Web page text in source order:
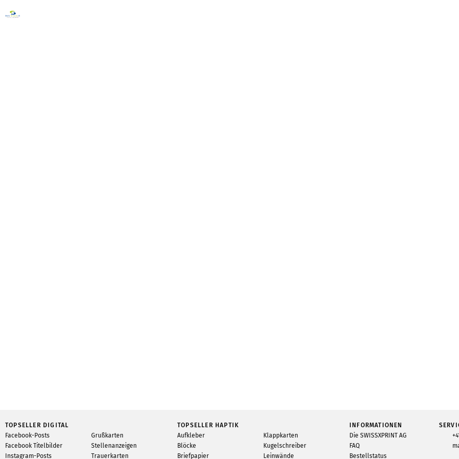
TOPSELLER DIGITAL
Facebook-Posts
Facebook Titelbilder
Instagram-Posts
Grußkarten
Stellenanzeigen
Trauerkarten
TOPSELLER HAPTIK
Aufkleber
Blöcke
Briefpapier
Klappkarten
Kugelschreiber
Leinwände
INFORMATIONEN
Die SWISSXPRINT AG
FAQ
Bestellstatus